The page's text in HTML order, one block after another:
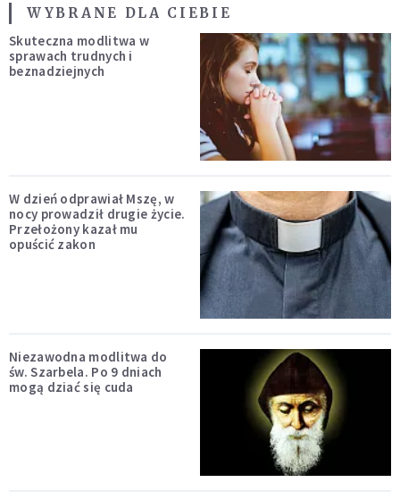
WYBRANE DLA CIEBIE
Skuteczna modlitwa w
sprawach trudnych i
beznadziejnych
W dzień odprawiał Mszę, w
nocy prowadził drugie życie.
Przełożony kazał mu
opuścić zakon
Niezawodna modlitwa do
św. Szarbela. Po 9 dniach
mogą dziać się cuda